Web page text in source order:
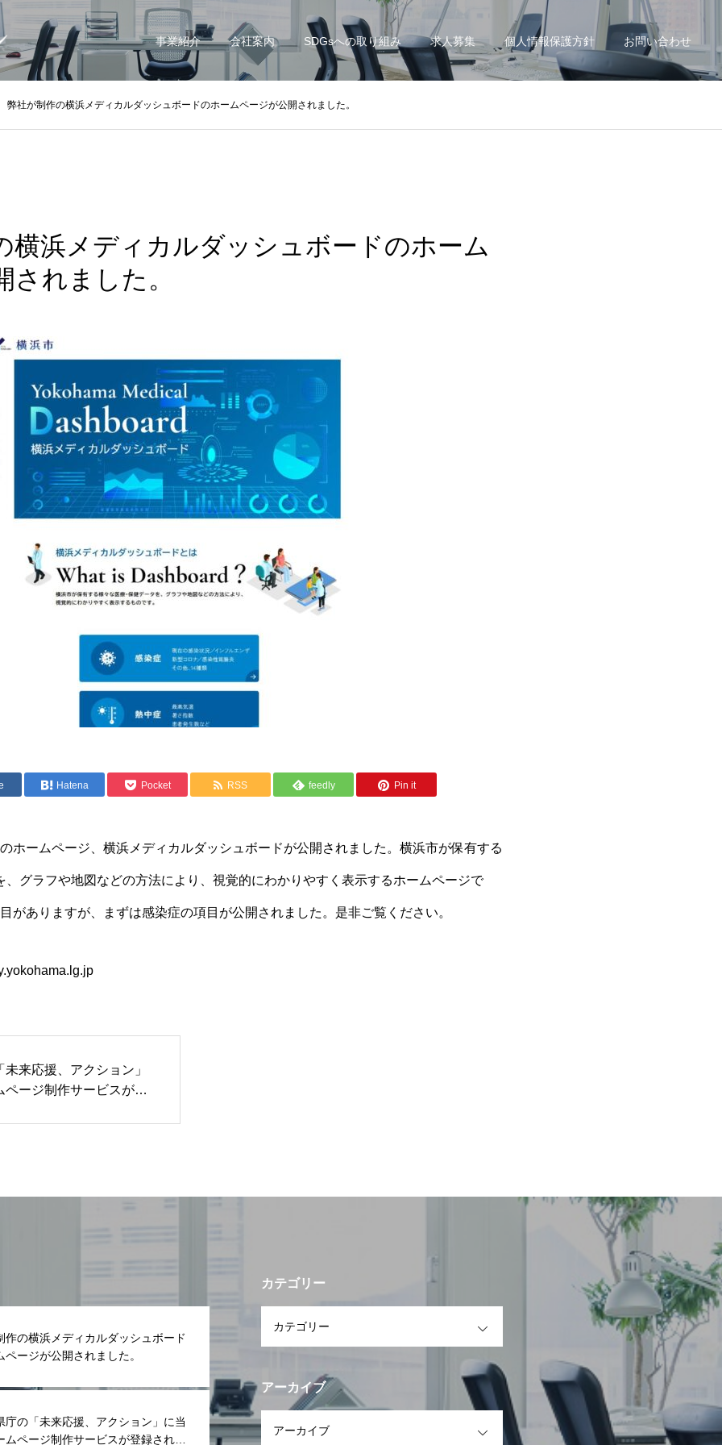
事業紹介 会社案内 SDGsへの取り組み 求人募集 個人情報保護方針 お問い合わせ
弊社が制作の横浜メディカルダッシュボードのホームページが公開されました。
横浜メディカルダッシュボードのホーム
されました。
Hatena Pocket RSS feedly Pin it
ホームページ、横浜メディカルダッシュボードが公開されました。横浜市が保有する
、グラフや地図などの方法により、視覚的にわかりやすく表示するホームページで
がありますが、まずは感染症の項目が公開されました。是非ご覧ください。
来応援、アクション」
ページ制作サービスが登
作の横浜メディカルダッシュボード
ページが公開されました。
庁の「未来応援、アクション」に当
ムページ制作サービスが登録されま
カテゴリー
アーカイブ